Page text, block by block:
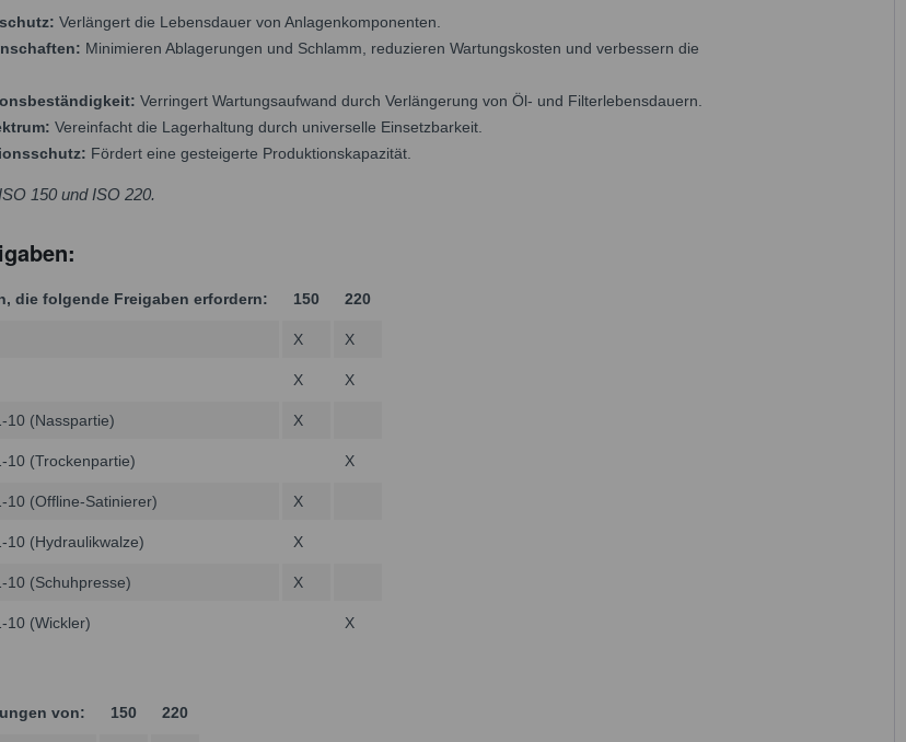
Verlängert die Lebensdauer von Anlagenkomponenten.
Minimieren Ablagerungen und Schlamm, reduzieren Wartungskosten und verbessern die
Verringert Wartungsaufwand durch Verlängerung von Öl- und Filterlebensdauern.
Vereinfacht die Lagerhaltung durch universelle Einsetzbarkeit.
Fördert eine gesteigerte Produktionskapazität.
150 und ISO 220.
die folgende Freigaben erfordern: 150 220
X X
X X
10 (Nasspartie) X
10 (Trockenpartie) X
10 (Offline-Satinierer) X
10 (Hydraulikwalze) X
10 (Schuhpresse) X
10 (Wickler) X
von: 150 220